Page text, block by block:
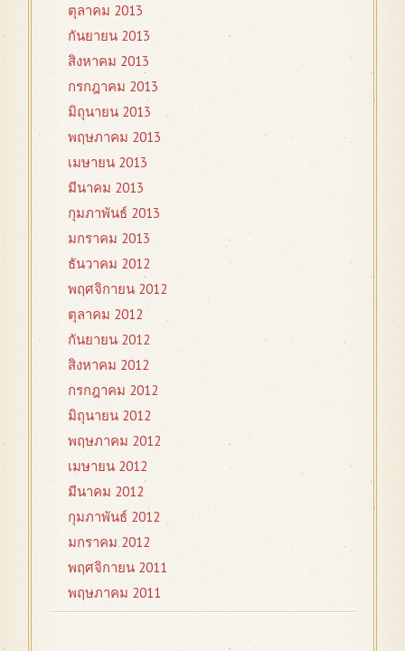
ตุลาคม 2013
กันยายน 2013
สิงหาคม 2013
กรกฎาคม 2013
มิถุนายน 2013
พฤษภาคม 2013
เมษายน 2013
มีนาคม 2013
กุมภาพันธ์ 2013
มกราคม 2013
ธันวาคม 2012
พฤศจิกายน 2012
ตุลาคม 2012
กันยายน 2012
สิงหาคม 2012
กรกฎาคม 2012
มิถุนายน 2012
พฤษภาคม 2012
เมษายน 2012
มีนาคม 2012
กุมภาพันธ์ 2012
มกราคม 2012
พฤศจิกายน 2011
พฤษภาคม 2011